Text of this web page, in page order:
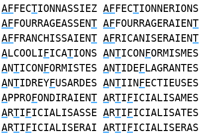
AFFECTIONNASSIEZ AFFECTIONNERIONS
AFFOURRAGEASSENT AFFOURRAGERAIENT
AFFRANCHISSAIENT AFRICANISERAIENT
ALCOOLIFICATIONS ANTICONFORMISMES
ANTICONFORMISTES ANTIDEFLAGRANTES
ANTIDREYFUSARDES ANTIINFECTIEUSES
APPROFONDIRAIENT ARTIFICIALISAMES
ARTIFICIALISASSE ARTIFICIALISATES
ARTIFICIALISERAI ARTIFICIALISERAS